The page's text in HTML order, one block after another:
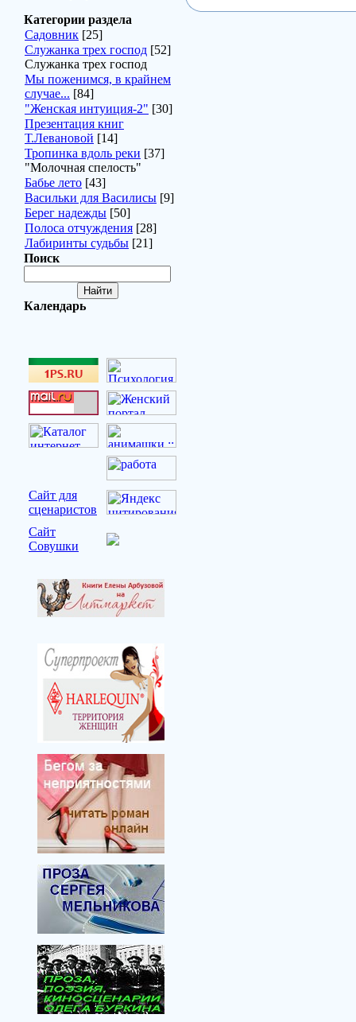
Категории раздела
Садовник [25]
Служанка трех господ [52]
Служанка трех господ
Мы поженимся, в крайнем
случае... [84]
"Женская интуиция-2" [30]
Презентация книг
Т.Левановой [14]
Тропинка вдоль реки [37]
"Молочная спелость"
Бабье лето [43]
Васильки для Василисы [9]
Берег надежды [50]
Полоса отчуждения [28]
Лабиринты судьбы [21]
Поиск
Календарь
Сайт для
сценаристов
Сайт
Совушки